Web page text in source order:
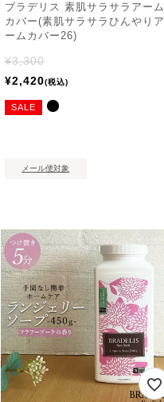
ブラデリス 素肌サラサラアーム
カバー(素肌サラサラひんやりア
ームカバー26)
¥3,300
¥2,420 税込
SALE
メール便対象